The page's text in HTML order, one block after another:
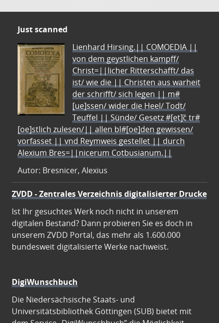
Just scanned
Lienhard Hirsing.|| COMOEDIA ||
von dem geystlichen kampff/
Christ=||licher Ritterschafft/ das
ist/ wie die || Christen aus warheit
der schrifft/ sich legen || m#
[ue]ssen/ wider die Heel/ Todt/
Teuffel || Sünde/ Gesetz #[et]c̃ tr#
[oe]stlich zulesen/|| allen bl#[oe]den gewissen/
vorfasset || vnd Reymweis gestellet || durch
Alexium Bres=||nicerum Cotbusianum.||
Autor: Bresnicer, Alexius
ZVDD - Zentrales Verzeichnis digitalisierter Drucke
Ist Ihr gesuchtes Werk noch nicht in unserem
digitalen Bestand? Dann probieren Sie es doch in
unserem ZVDD Portal, das mehr als 1.600.000
bundesweit digitalisierte Werke nachweist.
DigiWunschbuch
Die Niedersächsische Staats- und
Universitätsbibliothek Göttingen (SUB) bietet mit